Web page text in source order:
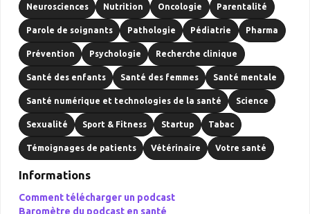
Neurosciences Nutrition Oncologie Parentalité
Parole de soignants Pathologie Pédiatrie Pharma
Prévention Psychologie Recherche clinique
Santé des enfants Santé des femmes Santé mentale
Santé numérique et technologies de la santé Science
Sexualité Sport & Fitness Startup Tabac
Témoignages de patients Vétérinaire Votre santé
Informations
Comment télécharger un podcast
Baromètre du podcast en santé